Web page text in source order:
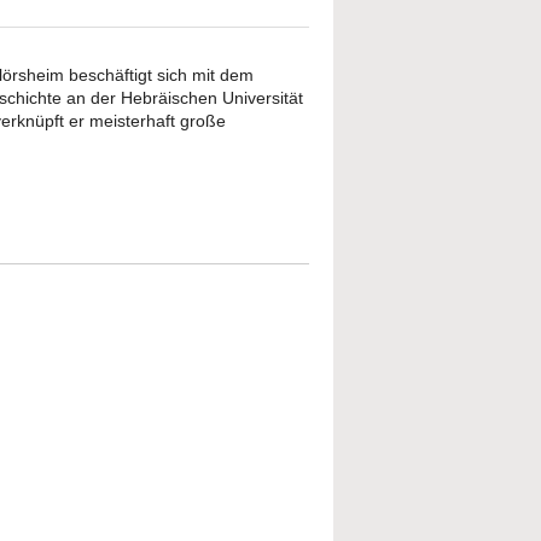
beschäftigt sich mit dem
an der Hebräischen Universität
er meisterhaft große